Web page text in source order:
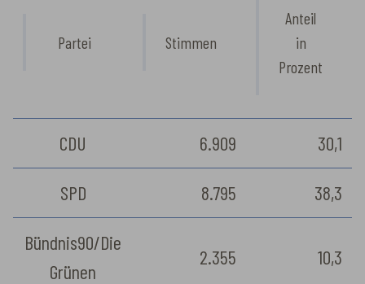
Partei Stimmen
Anteil
in
Prozent
CDU 6.909 30,1
SPD 8.795 38,3
Bündnis90/Die
Grünen
2.355 10,3